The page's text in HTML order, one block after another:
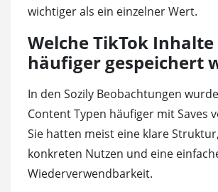
wichtiger als ein einzelner Wert.
Welche TikTok Inhalte
häufiger gespeichert
In den Sozily Beobachtungen
Content Typen häufiger mit Saves
Sie hatten meist eine klare
konkreten Nutzen und eine
Wiederverwendbarkeit.